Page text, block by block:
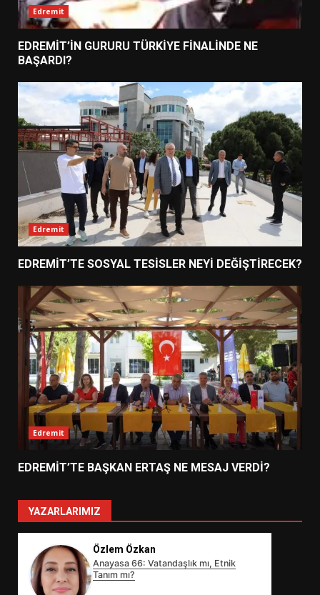
Edremit
EDREMİT’İN GURURU TÜRKİYE FİNALİNDE NE
BAŞARDI?
Edremit
EDREMİT’TE SOSYAL TESİSLER NEYİ DEĞİŞTİRECEK?
Edremit
EDREMİT’TE BAŞKAN ERTAŞ NE MESAJ VERDİ?
YAZARLARIMIZ
Özlem Özkan
Anayasa 66: Vatandaşlık mı, Etnik
Tanım mı?